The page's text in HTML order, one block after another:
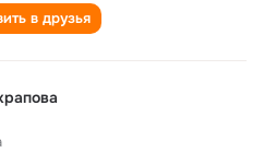
в друзья